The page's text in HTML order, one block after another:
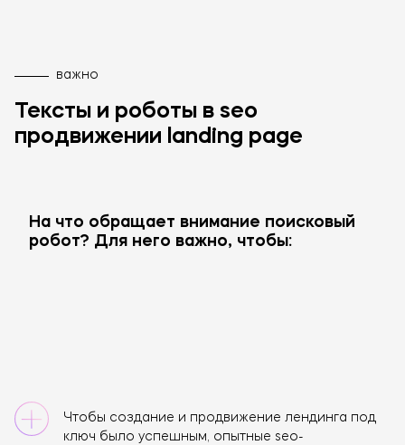
важно
Тексты и роботы в seo
продвижении landing page
На что обращает внимание поисковый
робот? Для него важно, чтобы:
Чтобы создание и продвижение лендинга под
ключ было успешным, опытные seo-